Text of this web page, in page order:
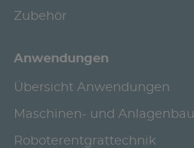
Zubehör
Anwendungen
Übersicht Anwendungen
Maschinen- und Anlagenbau
Roboterentgrattechnik